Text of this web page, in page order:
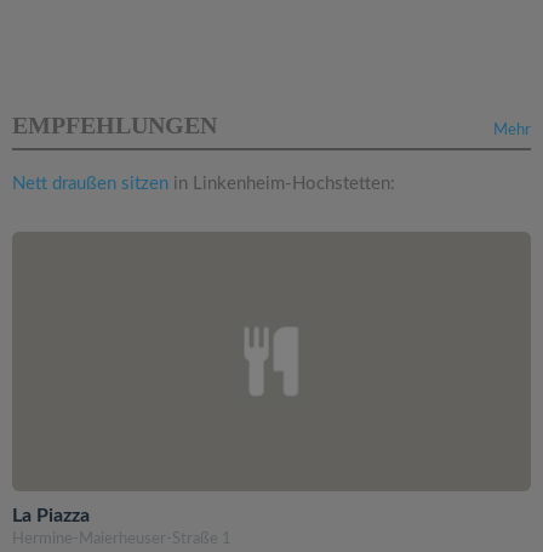
Mehr
EMPFEHLUNGEN
Nett draußen sitzen in Linkenheim-Hochstetten:
La Piazza
Hermine-Maierheuser-Straße 1